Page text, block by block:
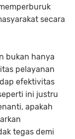
secara
bukan hanya
pelayanan
efektivitas
ini justru
apakah
tegas demi